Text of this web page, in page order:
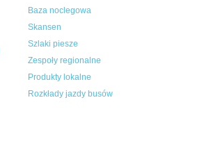
Baza noclegowa
Skansen
Szlaki piesze
Zespoły regionalne
Produkty lokalne
Rozkłady jazdy busów